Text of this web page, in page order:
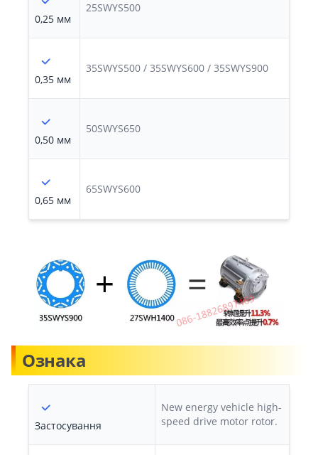
0,25 мм
25SWYS500
0,35 мм
35SWYS500 / 35SWYS600 / 35SWYS900
0,50 мм
50SWYS650
0,65 мм
65SWYS600
Ознака
Застосування
New energy vehicle high-
speed drive motor rotor.